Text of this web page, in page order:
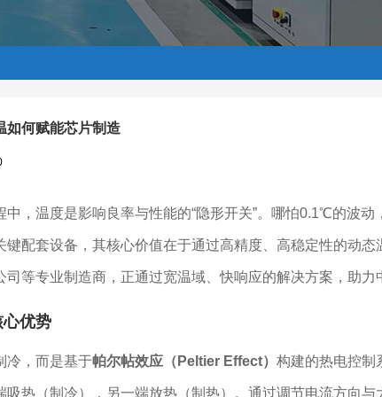
如何赋能芯片制造
，温度是影响良率与性能的“隐形开关”。哪怕0.1℃的波
配套设备，其核心价值在于通过高精度、高稳定性的动
等专业制造商，正通过宽温域、快响应的解决方案，助力中
优势
冷，而是基于帕尔帖效应（Peltier Effect） 构建的热电控制
热（制冷），另一端放热（制热）。通过调节电流方向与